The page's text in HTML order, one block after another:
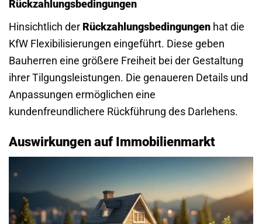
Rückzahlungsbedingungen
Hinsichtlich der Rückzahlungsbedingungen hat die
KfW Flexibilisierungen eingeführt. Diese geben
Bauherren eine größere Freiheit bei der Gestaltung
ihrer Tilgungsleistungen. Die genaueren Details und
Anpassungen ermöglichen eine
kundenfreundlichere Rückführung des Darlehens.
Auswirkungen auf Immobilienmarkt